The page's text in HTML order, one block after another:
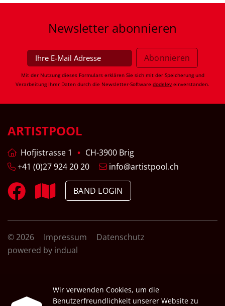
Newsletter abonnieren
Mit der Nutzung dieses Formulars erklären Sie sich mit der Speicherung und
Verarbeitung Ihrer Daten durch die Newsletter-Software dodeley einverstanden.
ARTISTPOOL
Hofjistrasse 1
CH-3900 Brig
+41 (0)27 924 20 20
info@artistpool.ch
BAND LOGIN
© 2026 Impressum
Datenschutz
powered by indual
Wir verwenden Cookies, um die
Benutzerfreundlichkeit unserer Website zu